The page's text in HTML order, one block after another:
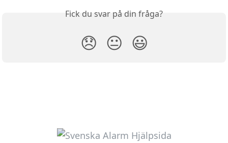
Fick du svar på din fråga?
😞 😐 😃